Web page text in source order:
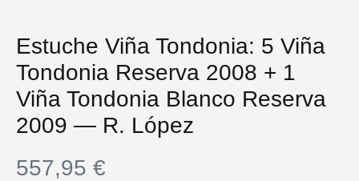
Estuche Viña Tondonia: 5 Viña
Tondonia Reserva 2008 + 1
Viña Tondonia Blanco Reserva
2009 — R. López
557,95 €